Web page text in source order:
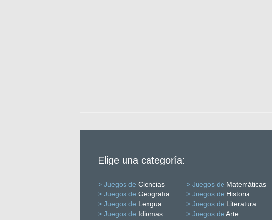
Elige una categoría:
> Juegos de Ciencias > Juegos de Matemáticas
> Juegos de Geografía > Juegos de Historia
> Juegos de Lengua > Juegos de Literatura
> Juegos de Idiomas > Juegos de Arte